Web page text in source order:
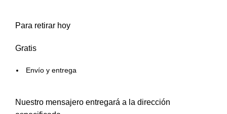
Para retirar hoy
Gratis
Envío y entrega
Nuestro mensajero entregará a la dirección